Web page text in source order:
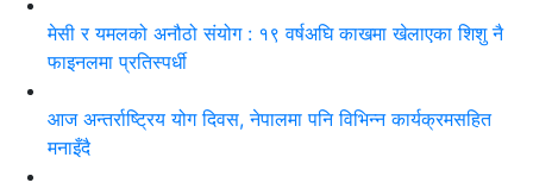
मेसी र यमलको अनौठो संयोग : १९ वर्षअघि काखमा खेलाएका शिशु नै
फाइनलमा प्रतिस्पर्धी
आज अन्तर्राष्ट्रिय योग दिवस, नेपालमा पनि विभिन्न कार्यक्रमसहित
मनाइँदै